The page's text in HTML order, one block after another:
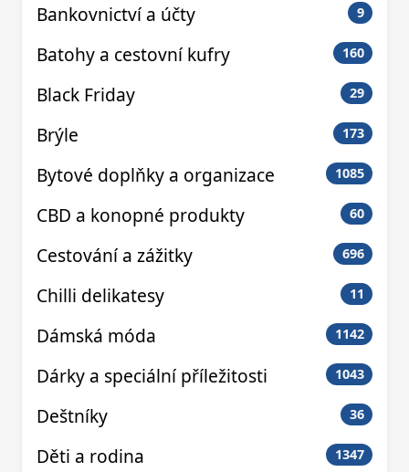
Bankovnictví a účty 9
Batohy a cestovní kufry 160
Black Friday 29
Brýle 173
Bytové doplňky a organizace 1085
CBD a konopné produkty 60
Cestování a zážitky 696
Chilli delikatesy 11
Dámská móda 1142
Dárky a speciální příležitosti 1043
Deštníky 36
Děti a rodina 1347